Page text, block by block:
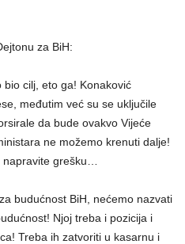
za BiH:
cilj, eto ga! Konaković
međutim već su se uključile
da bude ovakvo Vijeće
ne možemo krenuti dalje!
grešku…
budućnost BiH, nećemo nazvati
Njoj treba i pozicija i
Treba ih zatvoriti u kasarnu i